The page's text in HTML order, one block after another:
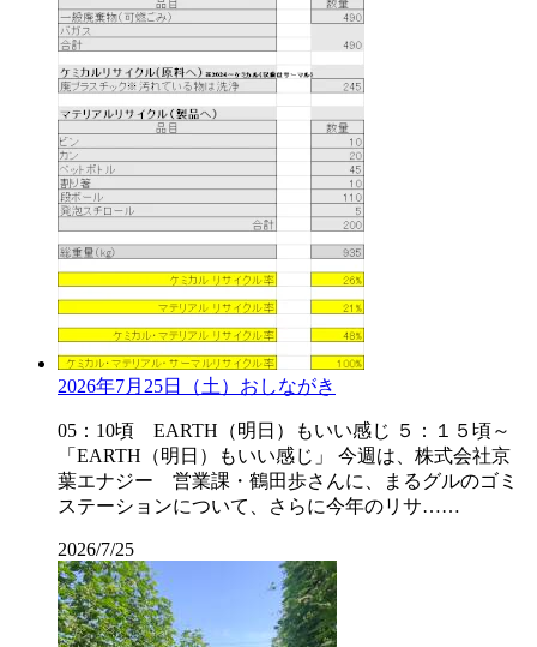
2026年7月25日（土）おしながき
05：10頃 EARTH（明日）もいい感じ ５：１５頃～
「EARTH（明日）もいい感じ」 今週は、株式会社京
葉エナジー 営業課・鶴田歩さんに、まるグルのゴミ
ステーションについて、さらに今年のリサ……
2026/7/25